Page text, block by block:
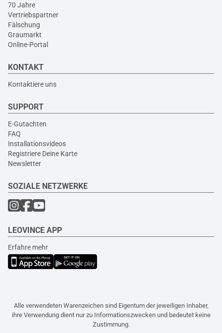
70 Jahre
Vertriebspartner
Fälschung
Graumarkt
Online-Portal
KONTAKT
Kontaktiere uns
SUPPORT
E-Gutachten
FAQ
Installationsvideos
Registriere Deine Karte
Newsletter
SOZIALE NETZWERKE
LEOVINCE APP
Erfahre mehr
Alle verwendeten Warenzeichen sind Eigentum der jeweiligen Inhaber,
ihre Verwendung dient nur zu Informationszwecken und bedeutet keine
Zustimmung.